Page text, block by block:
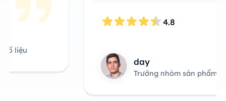
Trưởng nhóm sản phẩm công nghệ